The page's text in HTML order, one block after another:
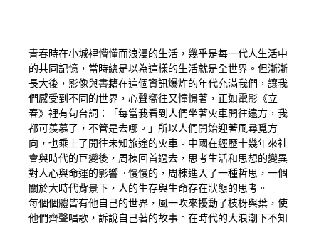
青春時在小城裡懵懂而浪漫的生活，幾乎是每一代人生活中
的共同記憶，當時總是以為這樣的生活就是全世界。但漸漸
長大後，影像與書籍在這個資訊爆炸的年代充滿我們，讓我
們感受到不同的世界，心聲嚮往又憧憬著，正如電影《立
春》裡有句台詞：「每當我看到人們坐著火車開往遠方，我
都可羨慕了，不管是去哪。」所以人們開始迎著風尋覓方
向，也乘上了開往未知旅途的火車。中國在經歷十幾年來社
會與時代的巨變後，周棟回首過去，思考生活和思想的變異
對人心與命運的影響。慢慢的，周棟進入了一種哲思，一個
關於大時代背景下，人的生存與生命存在狀態的思考。
每個個體皆有他自己的世界，風一吹來擾動了枝枒與葉，使
他們齊聲唱歌，訴說自己著的故事。在時代的大浪潮下不知